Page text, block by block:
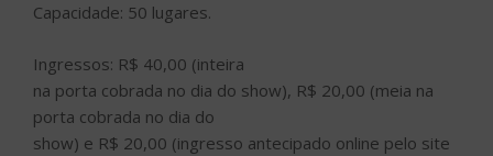
Capacidade: 50 lugares.
Ingressos: R$ 40,00 (inteira
na porta cobrada no dia do show), R$ 20,00 (meia na
porta cobrada no dia do
show) e R$ 20,00 (ingresso antecipado online pelo site